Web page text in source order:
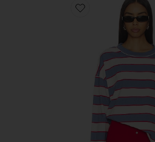
Favorite HORIZON